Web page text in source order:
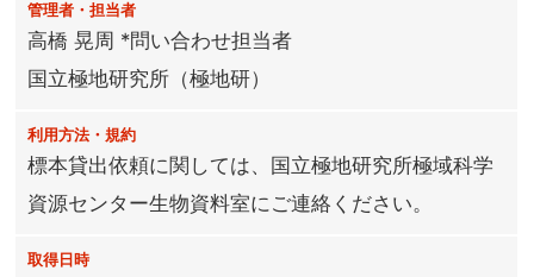
管理者・担当者
高橋 晃周 *問い合わせ担当者
国立極地研究所（極地研）
利用方法・規約
標本貸出依頼に関しては、国立極地研究所極域科学
資源センター生物資料室にご連絡ください。
取得日時